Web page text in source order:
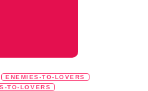
ENEMIES-TO-LOVERS
TO-LOVERS